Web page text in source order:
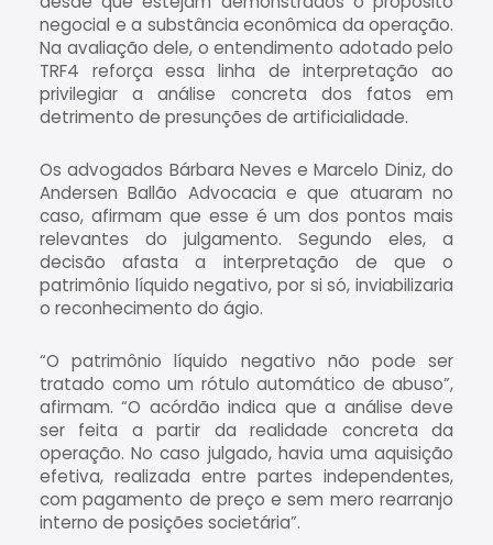
negocial e a substância econômica da operação.
Na avaliação dele, o entendimento adotado pelo
TRF4 reforça essa linha de interpretação ao
privilegiar a análise concreta dos fatos em
detrimento de presunções de artificialidade.
Os advogados Bárbara Neves e Marcelo Diniz, do
Andersen Ballão Advocacia e que atuaram no
caso, afirmam que esse é um dos pontos mais
relevantes do julgamento. Segundo eles, a
decisão afasta a interpretação de que o
patrimônio líquido negativo, por si só, inviabilizaria
o reconhecimento do ágio.
“O patrimônio líquido negativo não pode ser
tratado como um rótulo automático de abuso”,
afirmam. “O acórdão indica que a análise deve
ser feita a partir da realidade concreta da
operação. No caso julgado, havia uma aquisição
efetiva, realizada entre partes independentes,
com pagamento de preço e sem mero rearranjo
interno de posições societária”.